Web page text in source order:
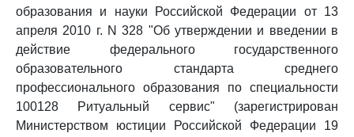
образования и науки Российской Федерации от 13
апреля 2010 г. N 328 "Об утверждении и введении в
действие федерального государственного
образовательного стандарта среднего
профессионального образования по специальности
100128 Ритуальный сервис" (зарегистрирован
Министерством юстиции Российской Федерации 19